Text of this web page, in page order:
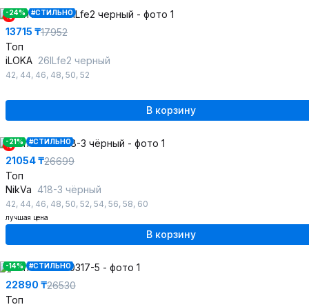
%
-24% #СТИЛЬНО
13715 ₸17952
Топ
iLOKA 26ILfe2 черный
42, 44, 46, 48, 50, 52
В корзину
%
-21% #СТИЛЬНО
21054 ₸26699
Топ
NikVa 418-3 чёрный
42, 44, 46, 48, 50, 52, 54, 56, 58, 60
лучшая цена
В корзину
-14% #СТИЛЬНО
22890 ₸26530
Топ